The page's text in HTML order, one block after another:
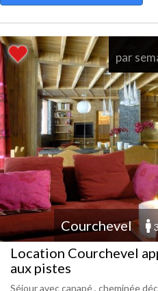
par
Courchevel
Location Courchevel
aux pistes
Séjour avec canapé , cheminée